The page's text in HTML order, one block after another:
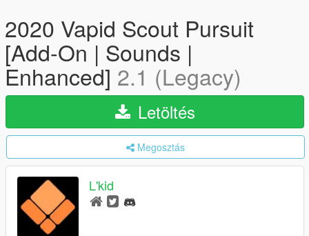
2020 Vapid Scout Pursuit
[Add-On | Sounds |
Enhanced] 2.1 (Legacy)
Letöltés
Megosztás
L'kid